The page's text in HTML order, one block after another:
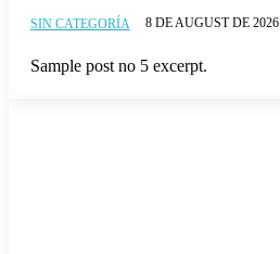
SIN CATEGORÍA 8 DE AUGUST DE 2026
Sample post no 5 excerpt.